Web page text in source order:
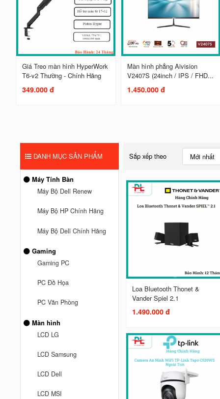
Giá Treo màn hình HyperWork
T6-v2 Thường - Chính Hãng
349.000 đ
Màn hình phẳng Aivision
V2407S (24inch / IPS / FHD...
1.450.000 đ
DANH MỤC SẢN PHẨM
Máy Tính Bàn
Máy Bộ Dell Renew
Máy Bộ HP Chính Hãng
Máy Bộ Dell Chính Hãng
Gaming
Gaming PC
PC Đồ Họa
PC Văn Phòng
Màn hình
LCD LG
LCD Samsung
LCD Dell
LCD MSI
Sắp xếp theo Mới nhất
Loa Bluetooth Thonet &
Vander Spiel 2.1
1.490.000 đ